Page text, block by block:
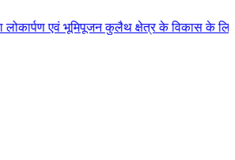
कुलैथ क्षेत्र के विकास के लिये की बड़ी-बड़ी